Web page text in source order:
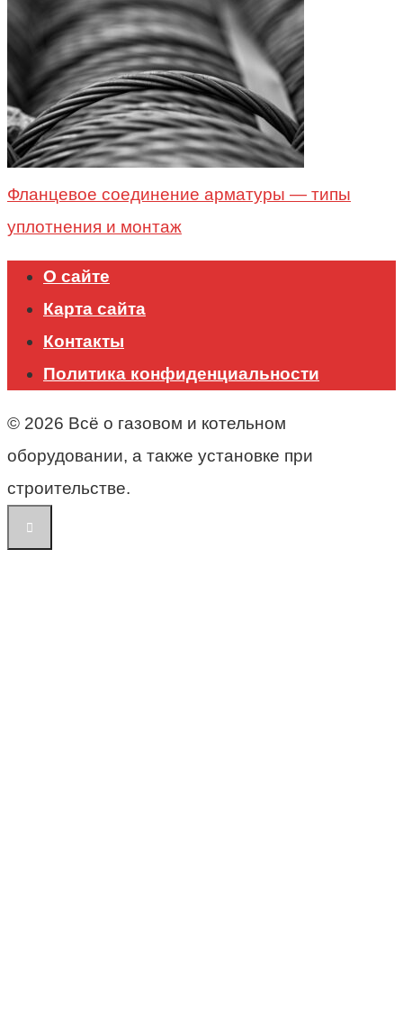
Фланцевое соединение арматуры — типы
уплотнения и монтаж
О сайте
Карта сайта
Контакты
Политика конфиденциальности
© 2026 Всё о газовом и котельном
оборудовании, а также установке при
строительстве.